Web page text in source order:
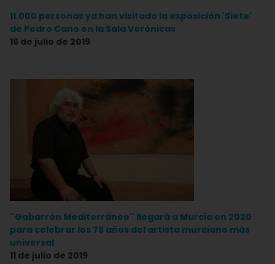
11.000 personas ya han visitado la exposición 'Siete'
de Pedro Cano en la Sala Verónicas
16 de julio de 2019
''Gabarrón Mediterráneo'' llegará a Murcia en 2020
para celebrar los 75 años del artista murciano más
universal
11 de julio de 2019